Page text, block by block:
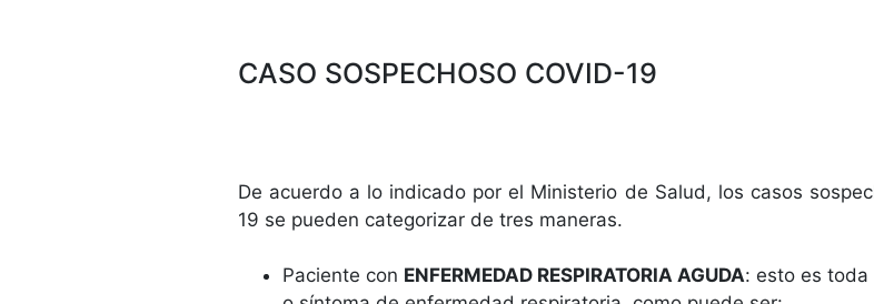
CASO SOSPECHOSO COVID-19
De acuerdo a lo indicado por el Ministerio de Salud, los casos
19 se pueden categorizar de tres maneras.
Paciente con ENFERMEDAD RESPIRATORIA AGUDA: esto es toda